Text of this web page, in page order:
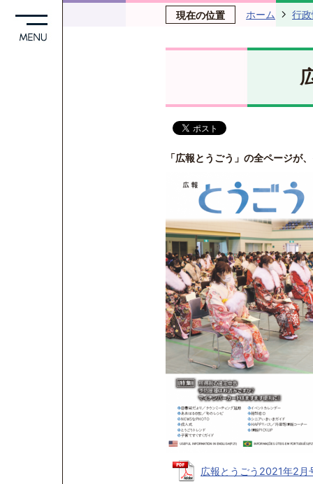
現在の位置 ホーム 行
「広報とうごう」の全ページが
広報とうごう2021年2月